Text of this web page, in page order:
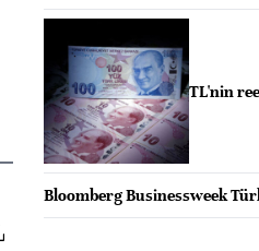
TL'nin
Bloomberg Businessweek